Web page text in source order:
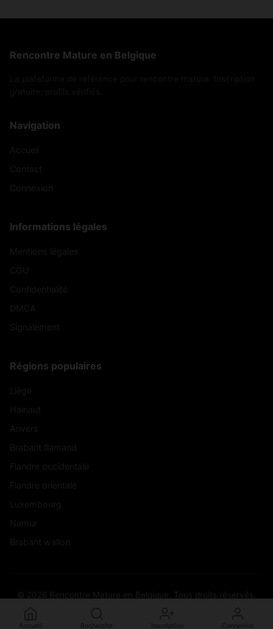
Rencontre Mature en Belgique
Navigation
Informations légales
Régions populaires
© 2026 Rencontre Mature en Belgique. Tous droits réservés.